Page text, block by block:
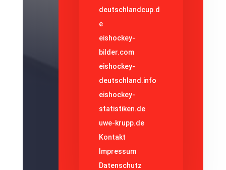
deutschlandcup.d
e
eishockey-
bilder.com
eishockey-
deutschland.info
eishockey-
statistiken.de
uwe-krupp.de
Kontakt
Impressum
Datenschutz